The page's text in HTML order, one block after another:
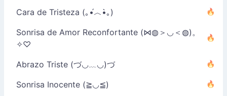
Cara de Tristeza (｡•́︿•̀｡)
Sonrisa de Amor Reconfortante (⋈◍＞◡＜◍)。
✧♡
Abrazo Triste (づ◡﹏◡)づ
Sonrisa Inocente (≧◡≦)